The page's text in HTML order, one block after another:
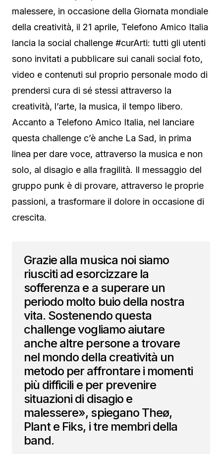
malessere, in occasione della Giornata mondiale
della creatività, il 21 aprile, Telefono Amico Italia
lancia la social challenge #curArti: tutti gli utenti
sono invitati a pubblicare sui canali social foto,
video e contenuti sul proprio personale modo di
prendersi cura di sé stessi attraverso la
creatività, l’arte, la musica, il tempo libero.
Accanto a Telefono Amico Italia, nel lanciare
questa challenge c’è anche La Sad, in prima
linea per dare voce, attraverso la musica e non
solo, al disagio e alla fragilità. Il messaggio del
gruppo punk è di provare, attraverso le proprie
passioni, a trasformare il dolore in occasione di
crescita.
Grazie alla musica noi siamo
riusciti ad esorcizzare la
sofferenza e a superare un
periodo molto buio della nostra
vita. Sostenendo questa
challenge vogliamo aiutare
anche altre persone a trovare
nel mondo della creatività un
metodo per affrontare i momenti
più difficili e per prevenire
situazioni di disagio e
malessere», spiegano Theø,
Plant e Fiks, i tre membri della
band.